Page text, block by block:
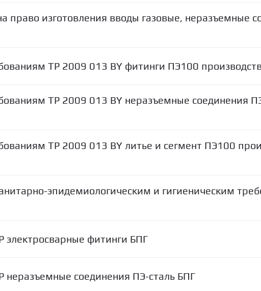
право изготовления вводы газовые, неразъемные
ТР 2009 013 BY фитинги ПЭ100
ТР 2009 013 BY неразъемные соединения
ТР 2009 013 BY литье и сегмент ПЭ100
эпидемиологическим и гигиеническим
электросварные фитинги БПГ
неразъемные соединения ПЭ-сталь БПГ